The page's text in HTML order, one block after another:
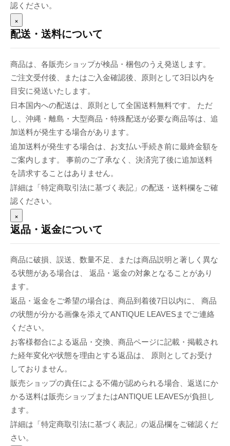
認ください。
×
配送・送料について
商品は、各販売ショップが検品・梱包のうえ発送します。
ご注文受付後、またはご入金確認後、原則として3日以内を
目安に発送いたします。
日本国内への配送は、原則として全国送料無料です。 ただ
し、沖縄・離島・大型商品・特殊配送が必要な商品等は、追
加送料が発生する場合があります。
追加送料が発生する場合は、お支払い手続き前に最終金額を
ご案内します。 事前のご了承なく、決済完了後に追加送料
を請求することはありません。
詳細は「特定商取引法に基づく表記」の配送・送料欄をご確
認ください。
×
返品・返金について
商品に破損、誤送、数量不足、または商品説明と著しく異な
る状態がある場合は、 返品・返金の対象となることがあり
ます。
返品・返金をご希望の場合は、商品到着後7日以内に、 商品
の状態が分かる画像を添えてANTIQUE LEAVESまでご連絡
ください。
お客様都合による返品・交換、商品ページに記載・掲載され
た経年変化や状態を理由とする返品は、 原則としてお受け
しておりません。
販売ショップの責任による不備が認められる場合、返送にか
かる送料は販売ショップまたはANTIQUE LEAVESが負担し
ます。
詳細は「特定商取引法に基づく表記」の返品欄をご確認くだ
さい。